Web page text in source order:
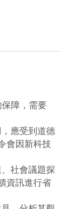
障，需要
應受到道德
會因新科技
社會議題探
資訊進行省